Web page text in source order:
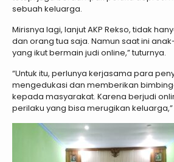
sebuah keluarga.
Mirisnya lagi, lanjut AKP Rekso, tidak
dan orang tua saja. Namun saat ini
yang ikut bermain judi online,” tuturnya.
“Untuk itu, perlunya kerjasama para
mengedukasi dan memberikan
kepada masyarakat. Karena berjudi
perilaku yang bisa merugikan